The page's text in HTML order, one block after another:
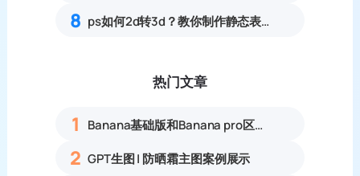
8 ps如何2d转3d？教你制作静态表情包，banana一键生成
热门文章
1 Banana基础版和Banana pro区别对比丨具体案例应用+使用教程
2 GPT生图 | 防晒霜主图案例展示